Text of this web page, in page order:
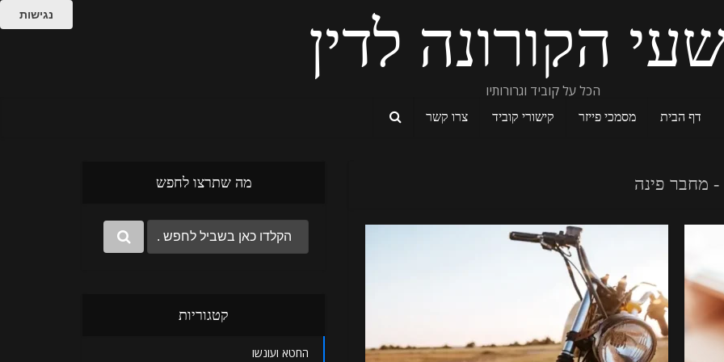
הקורונה לדין
הכל על קוביד וגרורותיו
דף הבית מסמכי פייזר קישורי קוביד צרו קשר
מה שתרצו לחפש
קטגוריות
החטא ועונשו
- מחבר פינה
נגישות